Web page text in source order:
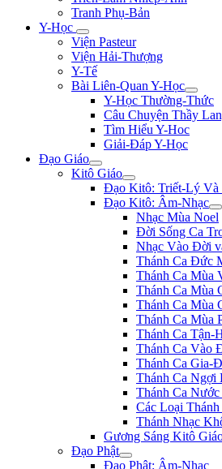
Tranh Phụ-Bản
Y-Học
Viện Pasteur
Viện Hải-Thượng
Y-Tế
Bài Liên-Quan Y-Học
Y-Học Thường-Thức
Câu Chuyện Thầy
Tìm Hiểu Y-Hoc
Giải-Đáp Y-Học
Đạo Giáo
Kitô Giáo
Đạo Kitô: Triết-Lý Và
Đạo Kitô: Âm-Nhạc
Nhạc Mùa Noel
Đời Sống Ca
Nhạc Vào Đời
Thánh Ca Đức
Thánh Ca Mùa
Thánh Ca Mùa
Thánh Ca Mùa
Thánh Ca Mùa
Thánh Ca Tận-
Thánh Ca Vào
Thánh Ca Gia-
Thánh Ca Ngợi
Thánh Ca
Các Loại
Thánh Nhạc
Gương Sáng Kitô
Đạo Phật
Đạo Phật: Âm-Nhạc